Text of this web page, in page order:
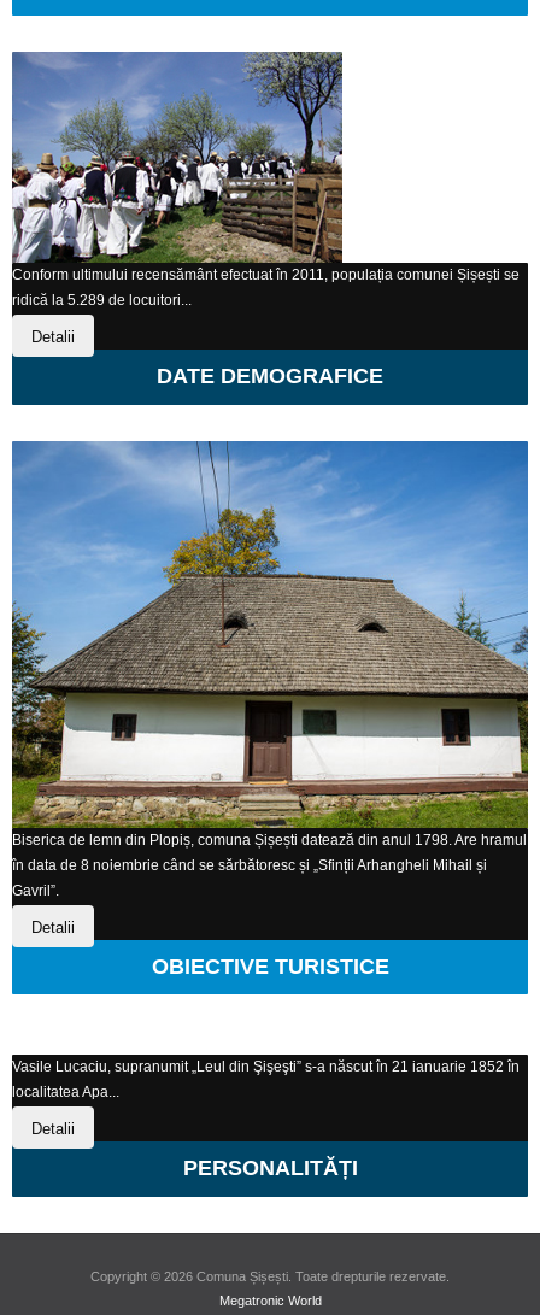
Conform ultimului recensământ efectuat în 2011, populația comunei Șișești se
ridică la 5.289 de locuitori...
Detalii
DATE DEMOGRAFICE
Biserica de lemn din Plopiș, comuna Șișești datează din anul 1798. Are hramul
în data de 8 noiembrie când se sărbătoresc și „Sfinții Arhangheli Mihail și
Gavril”.
Detalii
OBIECTIVE TURISTICE
Vasile Lucaciu, supranumit „Leul din Şişeşti” s-a născut în 21 ianuarie 1852 în
localitatea Apa...
Detalii
PERSONALITĂȚI
Copyright © 2026 Comuna Șișești. Toate drepturile rezervate.
Megatronic World